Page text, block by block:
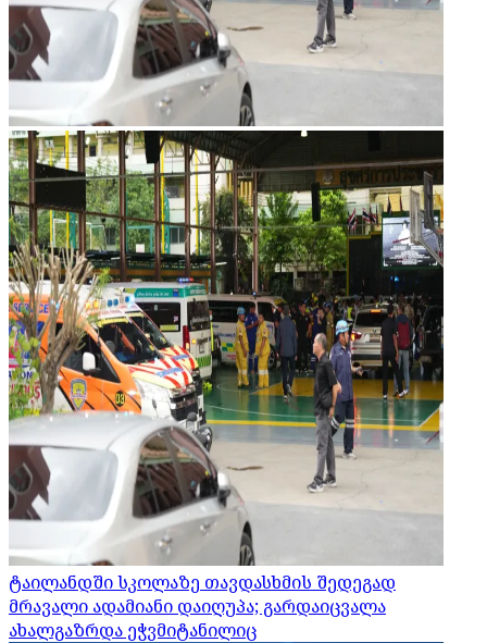
ტაილანდში სკოლაზე თავდასხმის შედეგად
მრავალი ადამიანი დაიღუპა; გარდაიცვალა
ახალგაზრდა ეჭვმიტანილიც